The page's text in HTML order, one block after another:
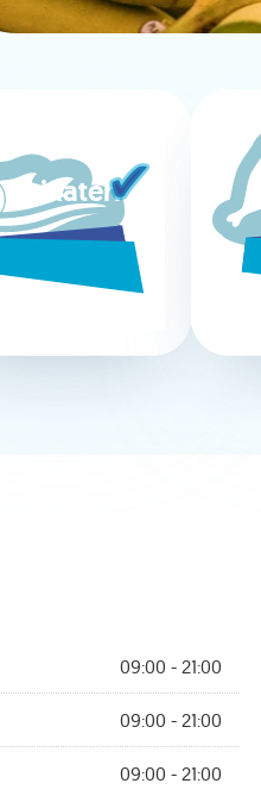
Peixateria
09:00 - 21:00
09:00 - 21:00
09:00 - 21:00